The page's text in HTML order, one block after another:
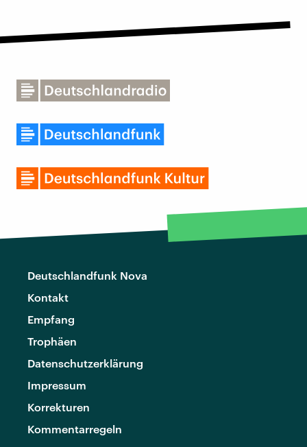
Deutschlandfunk Nova
Kontakt
Empfang
Trophäen
Datenschutzerklärung
Impressum
Korrekturen
Kommentarregeln